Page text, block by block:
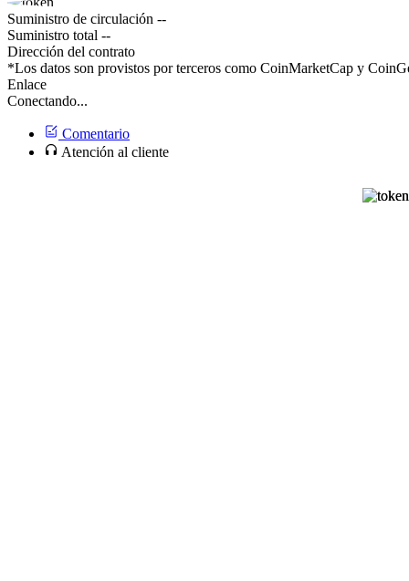
Suministro de circulación --
Suministro total --
Dirección del contrato
*Los datos son provistos por terceros como CoinMarketCap y
Enlace
Conectando...
Comentario
Atención al cliente